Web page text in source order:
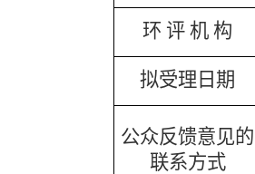
环 评 机 构
拟受理日期
公众反馈意见的
联系方式